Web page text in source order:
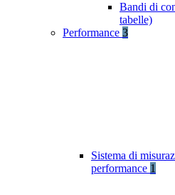
Bandi di
tabelle)
Performance 3
Sistema di
performance 1